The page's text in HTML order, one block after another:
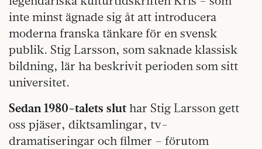
inte minst ägnade sig åt att introducera
moderna franska tänkare för en svensk
publik. Stig Larsson, som saknade klassisk
bildning, lär ha beskrivit perioden som sitt
universitet.
Sedan 1980-talets slut har Stig Larsson gett
oss pjäser, diktsamlingar, tv-
dramatiseringar och filmer – förutom